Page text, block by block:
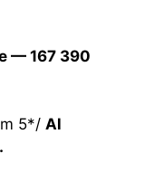
— 167 390
5*/ Al